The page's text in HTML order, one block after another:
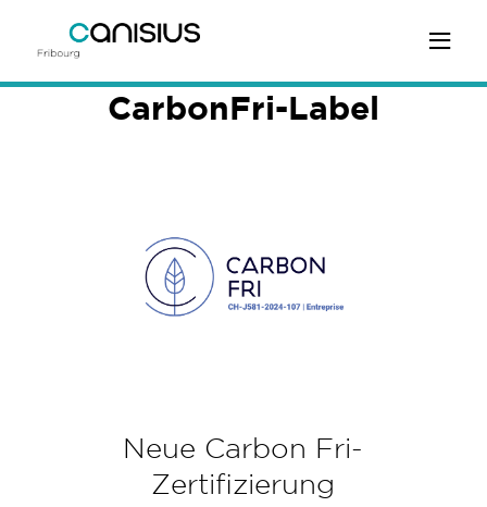
CarbonFri-Label
Neue Carbon Fri-
Zertifizierung